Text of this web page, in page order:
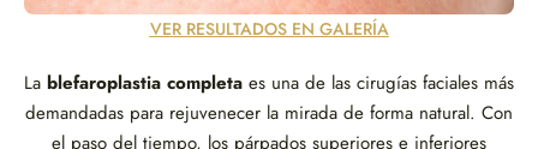
La blefaroplastia completa es una de las cirugías faciales más
demandadas para rejuvenecer la mirada de forma natural. Con
el paso del tiempo, los párpados superiores e inferiores
VER RESULTADOS EN GALERÍA